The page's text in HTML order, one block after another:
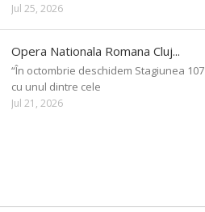
Jul 25, 2026
Opera Nationala Romana Cluj...
“În octombrie deschidem Stagiunea 107
cu unul dintre cele
Jul 21, 2026